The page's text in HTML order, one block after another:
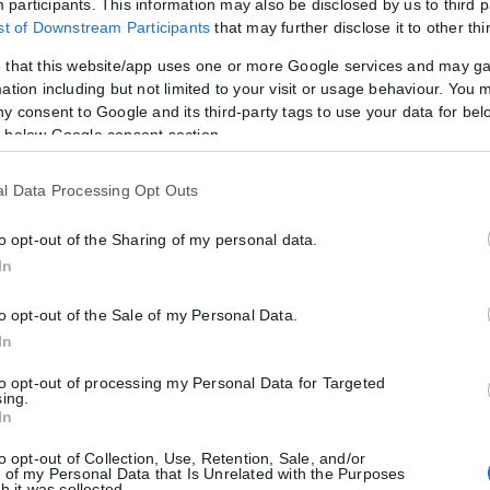
participants. This information may also be disclosed by us to third
of Downstream Participants that may further disclose it to other
that this website/app uses one or more Google services and may
including but not limited to your visit or usage behaviour. You
consent to Google and its third-party tags to use your data for
Google consent section.
Data Processing Opt Outs
opt-out of the Sharing of my personal data.
opt-out of the Sale of my Personal Data.
opt-out of processing my Personal Data for Targeted
opt-out of Collection, Use, Retention, Sale, and/or
of my Personal Data that Is Unrelated with the Purposes
για την κρατική αρωγή προς τους
περιοχές που επλήγησαν από τις πρόσφατες πυρκαγιές, με τις